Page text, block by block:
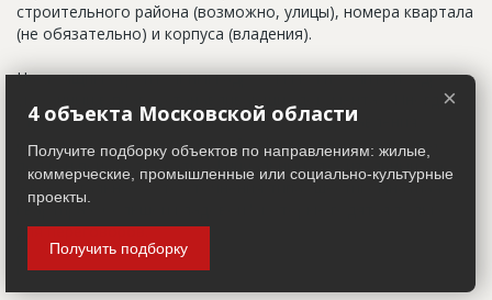
строительного района (возможно, улицы), номера квартала
(не обязательно) и корпуса (владения).
Настоящим строительным адресом можно считать адрес,
указанный в правоустанавливающих документах. Иногда
строительные организации делают свои добавления
(например, вторая очередь). В официальных документах
должен присутствовать официальный строительный адрес,
а все остальное - это уточнения типа "шестикомнатная
квартира с большой кладовой", которые годятся только
для переговоров.
Цикл строительства
×
4 объекта Московской области
Получите подборку объектов по направлениям: жилые,
коммерческие, промышленные или социально-культурные
проекты.
Получить подборку